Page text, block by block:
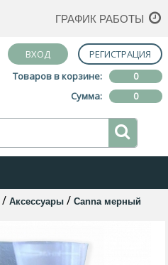
ГРАФИК РАБОТЫ
ВХОД
РЕГИСТРАЦИЯ
Товаров в корзине:
0
Сумма:
0
/ Аксессуары / Canna мерный